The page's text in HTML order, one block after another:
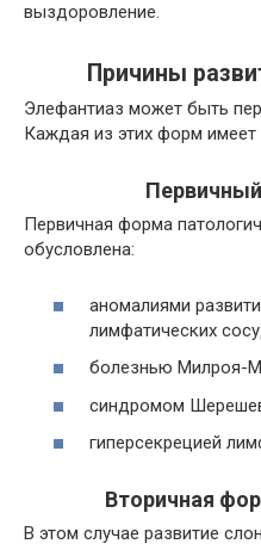
выздоровление.
Причины
Элефантиаз может быть
Каждая из этих форм имеет
Первичная форма
обусловлена:
аномалиями
лимфатических
болезнью Милроя-
синдромом
гиперсекрецией
Вторичная
В этом случае развитие